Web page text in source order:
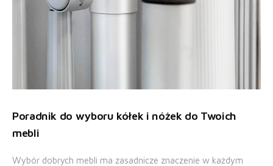
Poradnik do wyboru kółek i nóżek do Twoich
mebli
Wybór dobrych mebli ma zasadnicze znaczenie w każdym